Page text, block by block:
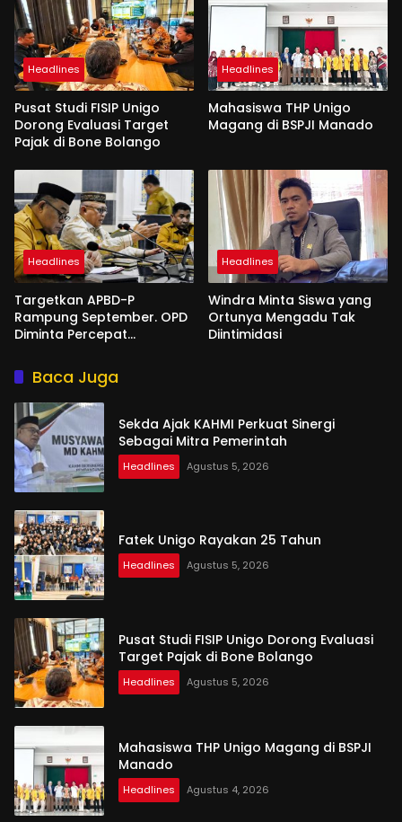
Headlines
Pusat Studi FISIP Unigo
Dorong Evaluasi Target
Pajak di Bone Bolango
Headlines
Mahasiswa THP Unigo
Magang di BSPJI Manado
Headlines
Targetkan APBD-P
Rampung September. OPD
Diminta Percepat
Headlines
Windra Minta Siswa yang
Ortunya Mengadu Tak
Diintimidasi
Baca Juga
Sekda Ajak KAHMI Perkuat Sinergi
Sebagai Mitra Pemerintah
Headlines Agustus 5, 2026
Fatek Unigo Rayakan 25 Tahun
Headlines Agustus 5, 2026
Pusat Studi FISIP Unigo Dorong Evaluasi
Target Pajak di Bone Bolango
Headlines Agustus 5, 2026
Mahasiswa THP Unigo Magang di BSPJI
Manado
Headlines Agustus 4, 2026